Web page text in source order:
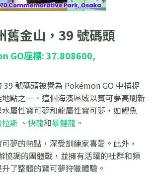
舊金山，39 號碼頭
GO座標: 37.808600,
39 號碼頭被譽為 Pokémon GO 中捕捉
點之一。這個海濱區域以寶可夢高刷新
屬性寶可夢和龍屬性寶可夢，如鯉魚
斯 、 快龍和暴鯉龍 。
夢的熱點，深受訓練家喜愛。此外，
協調的團體戰，並擁有活躍的社群和頻
了整體的寶可夢狩獵體驗。